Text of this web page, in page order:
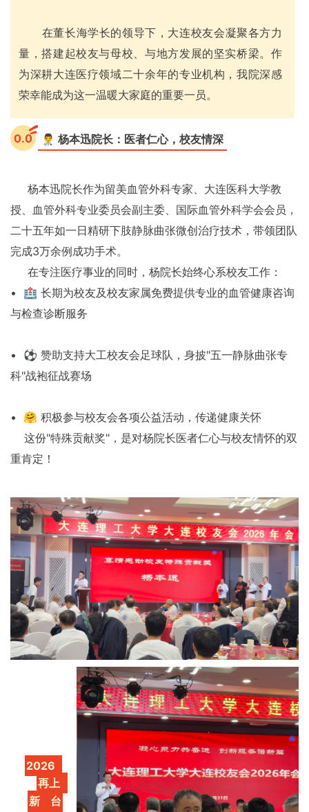
在董长海学长的领导下，大连校友会凝聚各方力
量，搭建起校友与母校、与地方发展的坚实桥梁。作
为深耕大连医疗领域二十余年的专业机构，我院深感
荣幸能成为这一温暖大家庭的重要一员。
0.0 👨‍⚕️ 杨本迅院长：医者仁心，校友情深
杨本迅院长作为留美血管外科专家、大连医科大学教
授、血管外科专业委员会副主委、国际血管外科学会会员，
二十五年如一日精研下肢静脉曲张微创治疗技术，带领团队
完成3万余例成功手术。
在专注医疗事业的同时，杨院长始终心系校友工作：
• 🏥 长期为校友及校友家属免费提供专业的血管健康咨询
与检查诊断服务
• ⚽ 赞助支持大工校友会足球队，身披"五一静脉曲张专
科"战袍征战赛场
• 🤗 积极参与校友会各项公益活动，传递健康关怀
这份"特殊贡献奖"，是对杨院长医者仁心与校友情怀的双
重肯定！
2026
再上
新台